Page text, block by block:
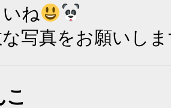
ね
な写真をお願いし
こ